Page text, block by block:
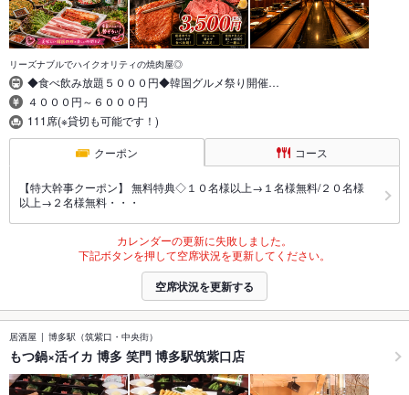
リーズナブルでハイクオリティの焼肉屋◎
◆食べ飲み放題５０００円◆韓国グルメ祭り開催…
４０００円～６０００円
111席(※貸切も可能です！)
クーポン コース
【特大幹事クーポン】 無料特典◇１０名様以上→１名様無料/２０名様
以上→２名様無料・・・
カレンダーの更新に失敗しました。
下記ボタンを押して空席状況を更新してください。
空席状況を更新する
居酒屋 博多駅（筑紫口・中央街）
もつ鍋×活イカ 博多 笑門 博多駅筑紫口店